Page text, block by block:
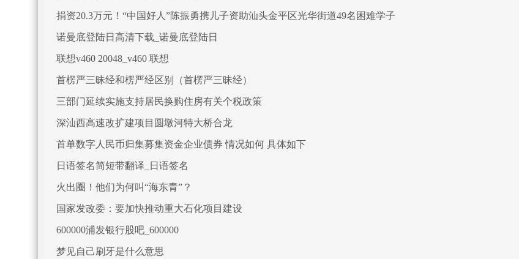
捐资20.3万元！“中国好人”陈振勇携儿子资助汕头金平区光华街道49名困难学子
诺曼底登陆日高清下载_诺曼底登陆日
联想v460 20048_v460 联想
首楞严三昧经和楞严经区别（首楞严三昧经）
三部门延续实施支持居民换购住房有关个税政策
深汕西高速改扩建项目圆墩河特大桥合龙
首单数字人民币归集募集资金企业债券 情况如何 具体如下
日语签名简短带翻译_日语签名
火出圈！他们为何叫“海东青”？
国家发改委：要加快推动重大石化项目建设
600000浦发银行股吧_600000
梦见自己刷牙是什么意思